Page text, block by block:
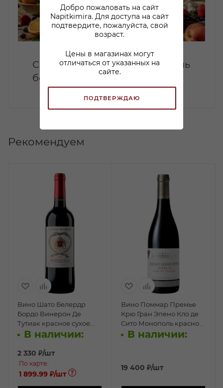
Добро пожаловать на сайт
Napitkimira. Для доступа на сайт
подтвердите, пожалуйста, свой
возраст.
Цены в магазинах могут
отличаться от указанных на
сайте.
ПОДТВЕРЖДАЮ
Сангрия дома: летний коктейль
без лишней сложности
Рекомендуем
Вино Шато Белердр
Бордо Винерон Де
Тутиак красное сухое
0,75лВ наличии:
2 330 ₽/шт
По карте:
1 899.99 ₽/шт
Вино Поммар Премье
Крю Гран Эпено Кло де
Сито Монополь красное
сухое 0,75л
В наличии:
19 400 ₽/шт